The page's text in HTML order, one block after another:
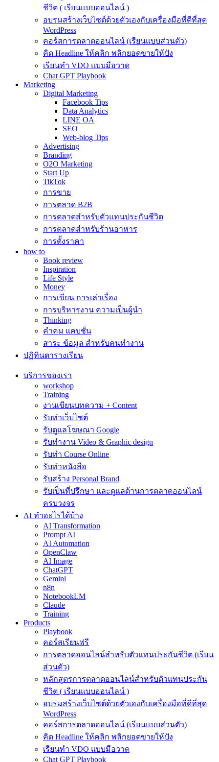
ชีวิต ( เรียนแบบออนไลน์ )
อบรมสร้างเว็บไซต์ด้วยตัวเองกับเครื่องมือที่ดีที่สุด
WordPress
คอร์สการตลาดออนไลน์ (เรียนแบบส่วนตัว)
คิด Headline ให้คลิก พลิกยอดขายให้ปัง
เรียนทำ VDO แบบมือวาด
Chat GPT Playbook
Marketing
Digital Marketing
Facebook Tips
Data Analytics
LINE OA
SEO
Web-blog Tips
Advertising
Branding
O2O Marketing
Start Up
TikTok
การขาย
การตลาด B2B
การตลาดสำหรับตัวแทนประกันชีวิต
การตลาดสำหรับร้านอาหาร
การตั้งราคา
how to
Book review
Inspiration
Life Style
Money
การเขียน การเล่าเรื่อง
การบริหารงาน ความเป็นผู้นำ
Thinking
คำคม แคบชั่น
สาระ ข้อมูล สำหรับคนทำงาน
ปฏิทินตารางเรียน
บริการของเรา
workshop
Training
งานเขียนบทความ + Content
รับทำเว็บไซต์
รับดูแลโฆษณา Google
รับทำงาน Video & Graphic design
รับทำ Course Online
รับทำหนังสือ
รับสร้าง Personal Brand
รับเป็นที่ปรึกษา และดูแลด้านการตลาดออนไลน์
ครบวงจร
AI ทำอะไรได้บ้าง
AI Transformation
Prompt AI
AI Automation
OpenClaw
AI Image
ChatGPT
Gemini
n8n
NotebookLM
Claude
Training
Products
Playbook
คอร์สเรียนฟรี
การตลาดออนไลน์สำหรับตัวแทนประกันชีวิต (เรียน
ส่วนตัว)
หลักสูตรการตลาดออนไลน์สำหรับตัวแทนประกัน
ชีวิต ( เรียนแบบออนไลน์ )
อบรมสร้างเว็บไซต์ด้วยตัวเองกับเครื่องมือที่ดีที่สุด
WordPress
คอร์สการตลาดออนไลน์ (เรียนแบบส่วนตัว)
คิด Headline ให้คลิก พลิกยอดขายให้ปัง
เรียนทำ VDO แบบมือวาด
Chat GPT Playbook